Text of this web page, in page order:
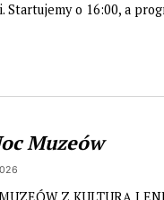
Startujemy o 16:00, a
Muzeów
Z KULTURĄ I